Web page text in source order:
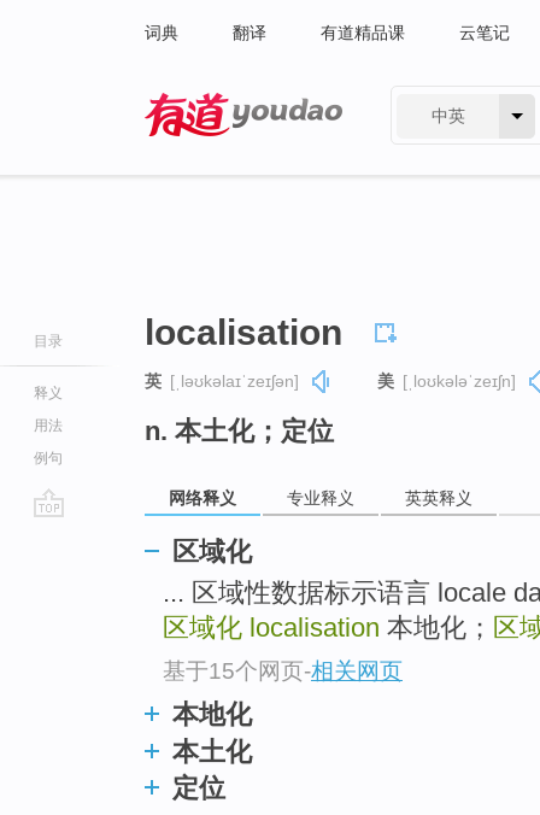
词典 翻译 有道精品课 云笔记
中英
目录
释义
用法
例句
localisation
英 [ˌləʊkəlaɪˈzeɪʃən] 美 [ˌloʊkələˈzeɪʃn]
n. 本土化；定位
网络释义 专业释义 英英释义
区域化
... 区域性数据标示语言 locale
区域化 localisation 本地化； 区
基于15个网页-相关网页
本地化
本土化
定位